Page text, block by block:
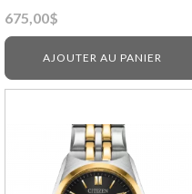
675,00$
AJOUTER AU PANIER